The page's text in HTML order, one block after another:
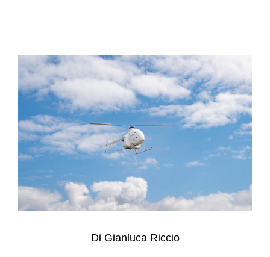
Di Gianluca Riccio